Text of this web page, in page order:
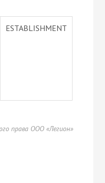
ESTABLISHMENT
права ООО «Легион»